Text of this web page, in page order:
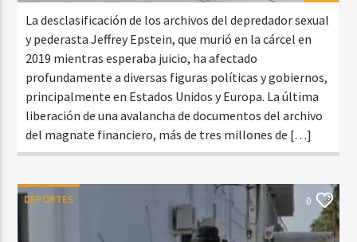
La desclasificación de los archivos del depredador sexual
y pederasta Jeffrey Epstein, que murió en la cárcel en
2019 mientras esperaba juicio, ha afectado
profundamente a diversas figuras políticas y gobiernos,
principalmente en Estados Unidos y Europa. La última
liberación de una avalancha de documentos del archivo
del magnate financiero, más de tres millones de […]
DEPORTES 0